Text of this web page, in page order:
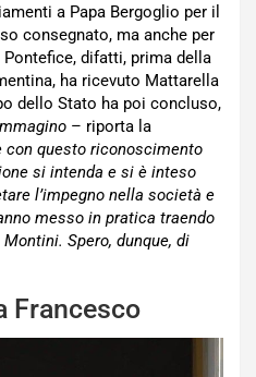
a Papa Bergoglio per il
consegnato, ma anche per
Pontefice, difatti, prima della
ha ricevuto Mattarella
dello Stato ha poi concluso,
– riporta la
con questo riconoscimento
si intenda e si è inteso
l’impegno nella società e
messo in pratica traendo
Spero, dunque, di
Francesco